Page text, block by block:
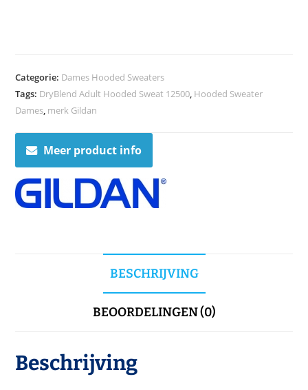
Categorie: Dames Hooded Sweaters
Tags: DryBlend Adult Hooded Sweat 12500, Hooded Sweater
Dames, merk Gildan
Meer product info
BESCHRIJVING
BEOORDELINGEN (0)
Beschrijving